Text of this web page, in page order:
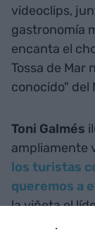
videoclips,
gastronomía
encanta el
Tossa de Mar
conocido" del
Toni Galmés
ampliamente
los turistas
queremos a
la viñeta el
anima a ir al